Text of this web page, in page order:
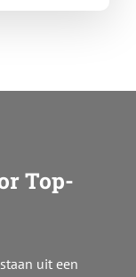
Top-
uit een